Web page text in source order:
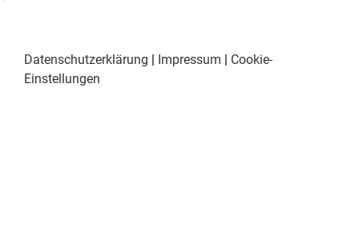
Datenschutzerklärung Impressum
Cookie-
Einstellungen